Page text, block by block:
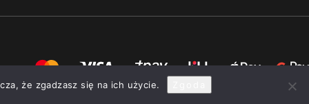
że zgadzasz się na ich użycie.